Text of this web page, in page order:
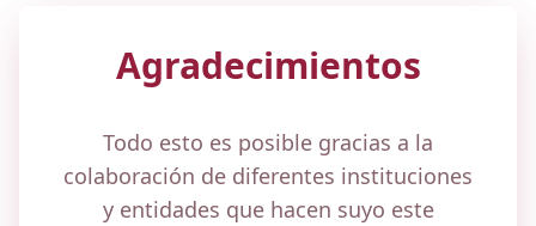
Agradecimientos
Todo esto es posible gracias a la
colaboración de diferentes instituciones
y entidades que hacen suyo este